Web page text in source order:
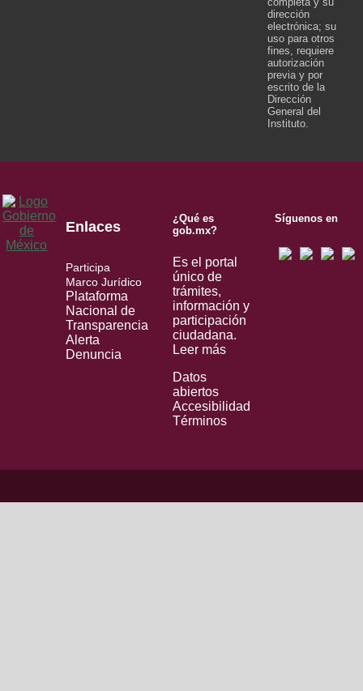
dirección
electrónica; su
uso para otros
fines, requiere
autorización
previa y por
escrito de la
Dirección
General del
Instituto.
Enlaces
Participa
Marco Jurídico
Plataforma
Nacional de
Transparencia
Alerta
Denuncia
¿Qué es
gob.mx?
Es el portal
único de
trámites,
información y
participación
ciudadana.
Leer más
Datos
abiertos
Accesibilidad
Términos
Síguenos en